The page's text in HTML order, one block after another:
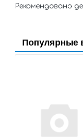
Рекомендовано
Популярные